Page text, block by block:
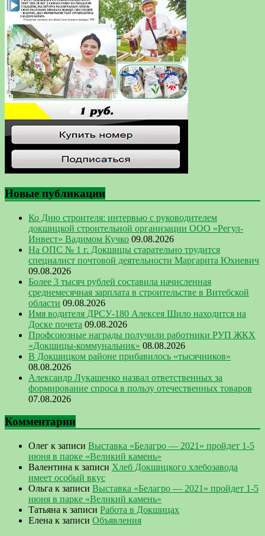
Новые публикации
Ко Дню строителя: интервью с руководителем
докшицкой строительной организации ООО «Регул-
Инвест» Вадимом Кучко 09.08.2026
На ОПС № 1 г. Докшицы старательно трудится
специалист почтовой деятельности Маргарита Юхневич
09.08.2026
Более 3 тысяч рублей составила начисленная
среднемесячная зарплата в строительстве в Витебской
области 09.08.2026
Имя водителя ДРСУ-180 Алексея Шило находится на
Доске почета 09.08.2026
Профсоюзные награды получили работники РУП ЖКХ
«Докшицы-коммунальник» 08.08.2026
В Докшицком районе прибавилось «тысячников»
08.08.2026
Александр Лукашенко назвал ответственных за
формирование спроса в пользу отечественных товаров
07.08.2026
Комментарии
Олег к записи Выставка «Белагро — 2021» пройдет 1-5
июня в парке «Великий камень»
Валентина к записи Хлеб Докшицкого хлебозавода
имеет особый вкус
Ольга к записи Выставка «Белагро — 2021» пройдет 1-5
июня в парке «Великий камень»
Татьяна к записи Работа в Докшицах
Елена к записи Объявления